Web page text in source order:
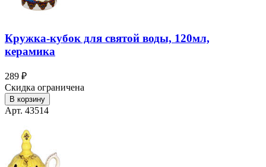
Кружка-кубок для святой воды, 120мл,
керамика
289 ₽
Скидка ограничена
В корзину
Арт. 43514